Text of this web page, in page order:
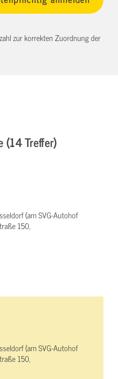
zur korrekten Zuordnung der
(14 Treffer)
(am SVG-Autohof
150,
(am SVG-Autohof
150,